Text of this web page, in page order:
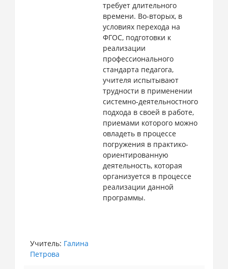
требует длительного
времени. Во-вторых, в
условиях перехода на
ФГОС, подготовки к
реализации
профессионального
стандарта педагога,
учителя испытывают
трудности в применении
системно-деятельностного
подхода в своей в работе,
приемами которого можно
овладеть в процессе
погружения в практико-
ориентированную
деятельность, которая
организуется в процессе
реализации данной
программы.
Учитель: Галина
Петрова